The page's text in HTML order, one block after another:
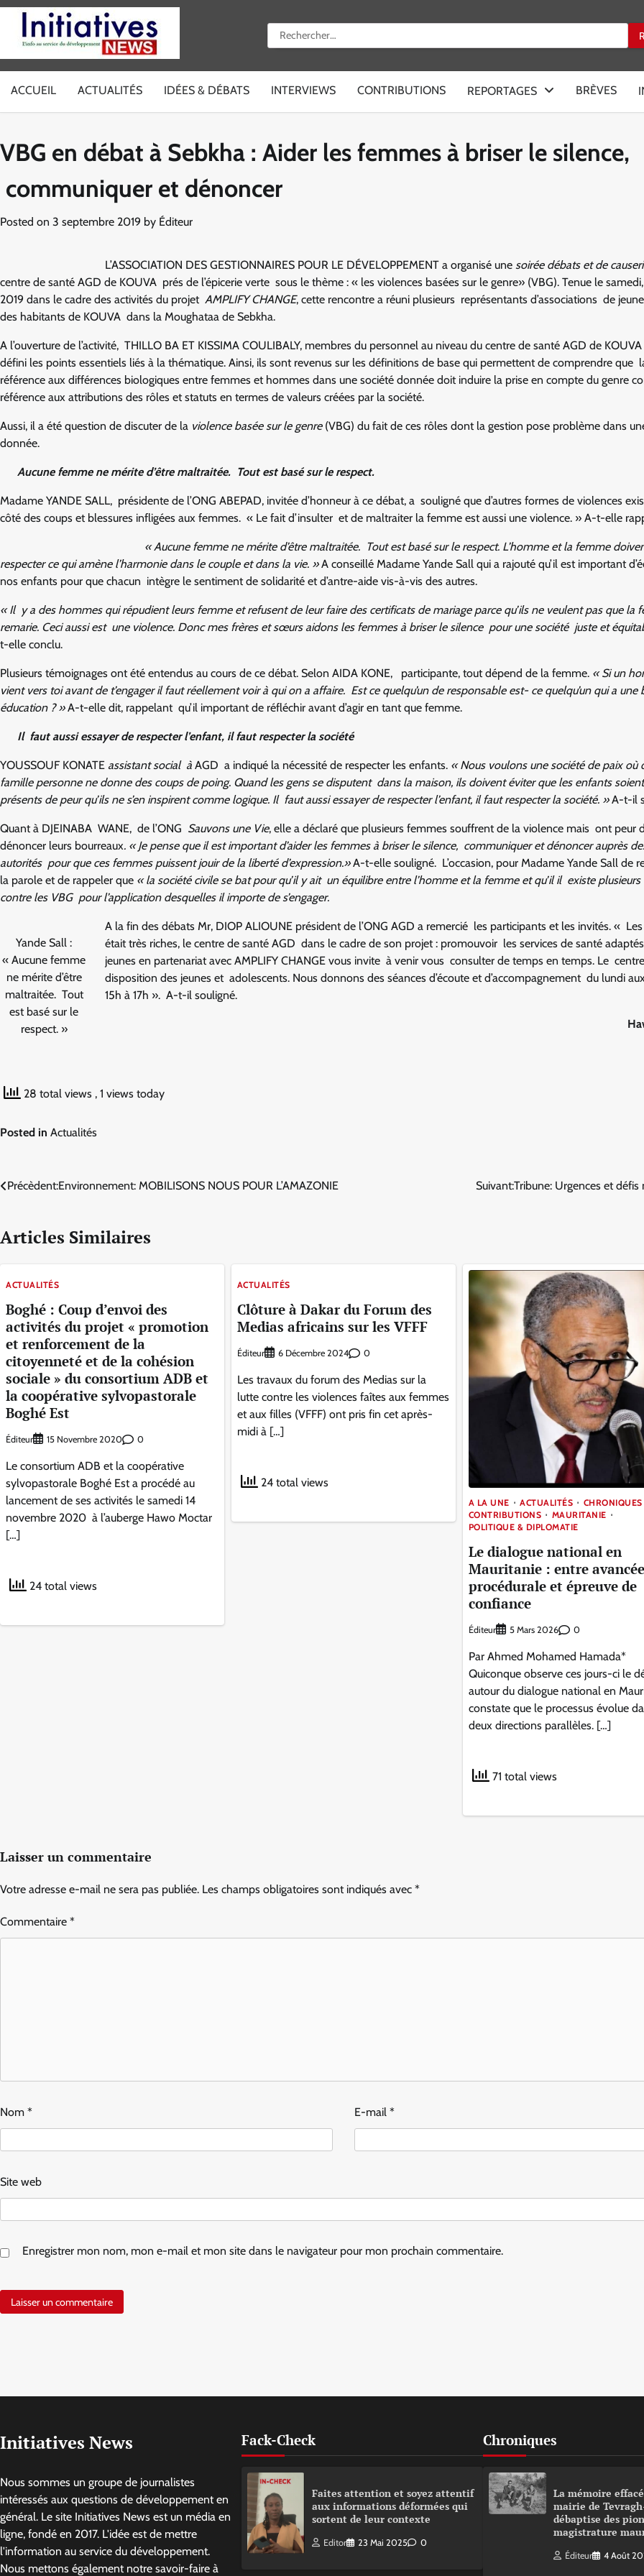
Skip
content
Rechercher :
ACCUEIL ACTUALITÉS IDÉES & DÉBATS INTERVIEWS CONTRIBUTIONS REPORTAGES BRÈVES
VBG en débat à Sebkha : Aider les femmes à briser le silence,
communiquer et dénoncer
Posted on 3 septembre 2019 by Éditeur
L’ASSOCIATION DES GESTIONNAIRES POUR LE DÉVELOPPEMENT a organisé une soirée débats et de
centre de santé AGD de KOUVA prés de l’épicerie verte sous le thème : « les violences basées sur le genre» (VBG). Tenue le
2019 dans le cadre des activités du projet AMPLIFY CHANGE, cette rencontre a réuni plusieurs représentants d’associations de
des habitants de KOUVA dans la Moughataa de Sebkha.
A l’ouverture de l’activité, THILLO BA ET KISSIMA COULIBALY, membres du personnel au niveau du centre de santé AGD de
défini les points essentiels liés à la thématique. Ainsi, ils sont revenus sur les définitions de base qui permettent de comprendre que
référence aux différences biologiques entre femmes et hommes dans une société donnée doit induire la prise en compte du genre
référence aux attributions des rôles et statuts en termes de valeurs créées par la société.
Aussi, il a été question de discuter de la violence basée sur le genre(VBG) du fait de ces rôles dont la gestion pose problème dans
donnée.
Aucune femme ne mérite d’être maltraitée. Tout est basé sur le respect.
Madame YANDE SALL, présidente de l’ONG ABEPAD, invitée d’honneur à ce débat, a souligné que d’autres formes de violences
côté des coups et blessures infligées aux femmes. « Le fait d’insulter et de maltraiter la femme est aussi une violence. » A-t-elle
« Aucune femme ne mérite d’être maltraitée. Tout est basé sur le respect. L’homme et la femme
respecter ce qui amène l’harmonie dans le couple et dans la vie. »A conseillé Madame Yande Sall qui a rajouté qu’il est important
nos enfants pour que chacun intègre le sentiment de solidarité et d’antre-aide vis-à-vis des autres.
« Il y a des hommes qui répudient leurs femme et refusent de leur faire des certificats de mariage parce qu’ils ne veulent pas que la
remarie. Ceci aussi est une violence. Donc mes frères et sœurs aidons les femmes à briser le silence pour une société juste et
t-elle conclu.
Plusieurs témoignages ont été entendus au cours de ce débat. Selon AIDA KONE, participante, tout dépend de la femme. « Si un
vient vers toi avant de t’engager il faut réellement voir à qui on a affaire. Est ce quelqu’un de responsable est- ce quelqu’un qui a une
éducation ? »A-t-elle dit, rappelant qu’il important de réfléchir avant d’agir en tant que femme.
Il faut aussi essayer de respecter l’enfant, il faut respecter la société
YOUSSOUF KONATE assistant social à AGD a indiqué la nécessité de respecter les enfants. « Nous voulons une société de paix où
famille personne ne donne des coups de poing. Quand les gens se disputent dans la maison, ils doivent éviter que les enfants soient
présents de peur qu’ils ne s’en inspirent comme logique. Il faut aussi essayer de respecter l’enfant, il faut respecter la société. »A-t-il
Quant à DJEINABA WANE, de l’ONG Sauvons une Vie, elle a déclaré que plusieurs femmes souffrent de la violence mais ont peur
dénoncer leurs bourreaux. « Je pense que il est important d’aider les femmes à briser le silence, communiquer et dénoncer auprès
autorités pour que ces femmes puissent jouir de la liberté d’expression.»A-t-elle souligné. L’occasion, pour Madame Yande Sall de
la parole et de rappeler que « la société civile se bat pour qu’il y ait un équilibre entre l’homme et la femme et qu’il il existe plusieurs
contre les VBG pour l’application desquelles il importe de s’engager.
Yande Sall :
« Aucune femme
ne mérite d’être
maltraitée. Tout
est basé sur le
respect. »
A la fin des débats Mr, DIOP ALIOUNE président de l’ONG AGD a remercié les participants et les invités. «
était très riches, le centre de santé AGD dans le cadre de son projet : promouvoir les services de santé
jeunes en partenariat avec AMPLIFY CHANGE vous invite à venir vous consulter de temps en temps. Le
disposition des jeunes et adolescents. Nous donnons des séances d’écoute et d’accompagnement du lundi
15h à 17h ». A-t-il souligné.
28 total views , 1 views today
Posted in Actualités
Navigation
l’article
Précèdent:Environnement: MOBILISONS NOUS POUR L’AMAZONIE Suivant:Tribune: Urgences et défis
Articles Similaires
ACTUALITÉS
Boghé : Coup d’envoi des
activités du projet « promotion
et renforcement de la
citoyenneté et de la cohésion
sociale » du consortium ADB et
la coopérative sylvopastorale
Boghé Est
Éditeur 15 Novembre 2020 0
Le consortium ADB et la coopérative
sylvopastorale Boghé Est a procédé au
lancement de ses activités le samedi 14
novembre 2020 à l’auberge Hawo Moctar
[…]
24 total views
ACTUALITÉS
Clôture à Dakar du Forum des
Medias africains sur les VFFF
Éditeur 6 Décembre 2024 0
Les travaux du forum des Medias sur la
lutte contre les violences faîtes aux femmes
et aux filles (VFFF) ont pris fin cet après-
midi à […]
24 total views
A LA UNE ACTUALITÉS
CHRONIQUES
CONTRIBUTIONS
MAURITANIE
POLITIQUE & DIPLOMATIE
Le dialogue national en
Mauritanie : entre avancée
procédurale et épreuve de
confiance
Éditeur 5 Mars 2026 0
Par Ahmed Mohamed Hamada*
Quiconque observe ces jours-ci le
autour du dialogue national en
constate que le processus évolue
deux directions parallèles. […]
71 total views
Laisser un commentaire
Votre adresse e-mail ne sera pas publiée. Les champs obligatoires sont indiqués avec *
Commentaire *
Nom * E-mail *
Site web
Enregistrer mon nom, mon e-mail et mon site dans le navigateur pour mon prochain commentaire.
Initiatives News
Nous sommes un groupe de journalistes
intéressés aux questions de développement en
général. Le site Initiatives News est un média en
ligne, fondé en 2017. L'idée est de mettre
l'information au service du développement.
Nous mettons également notre savoir-faire à
Fack-Check
Faites attention et soyez attentif
aux informations déformées qui
sortent de leur contexte
Editor 23 Mai 2025 0
Chroniques
La mémoire
mairie de
débaptise des
magistrature
Éditeur 4 Août